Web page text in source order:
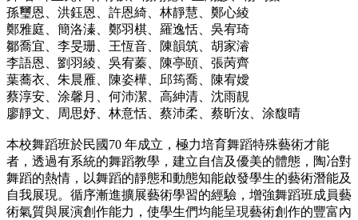
孫璽恩、洪鈺恩、許恩綺、林靜慧、鄭心綾
鄭雅庭、簡洛溱、鄭羽棋、羅逸恬、吳宥琦
鄒喬宜、李旻珊、王恆音、陳韻筑、胡家濬
李語恩、劉羽綾、吳宥蓁、陳亭頤、張苪齊
葉蕎衣、朱晨雁、陳姿樺、邱筠喬、陳宥嬡
蔡淳安、涂馨月、何沛潔、高紳清、沈雨靚
廖靜文、周思妤、林意恬、蔡沛柔、蔡昕汝、涂馥晴
本校舞蹈班於民國70 年成立，極力培育舞蹈特殊藝術才能
者，透過有系統的舞蹈教學，建立自信及優美的體態，陶冶對
舞蹈的熱情，以舞蹈的靜態和動態知能啟發學生的藝術潛能及
自我展現。循序漸進擴展藝術學習的經驗，增強舞蹈班成員藝
術氣質與展演創作能力，使學生們均能呈現藝術創作的豐富內